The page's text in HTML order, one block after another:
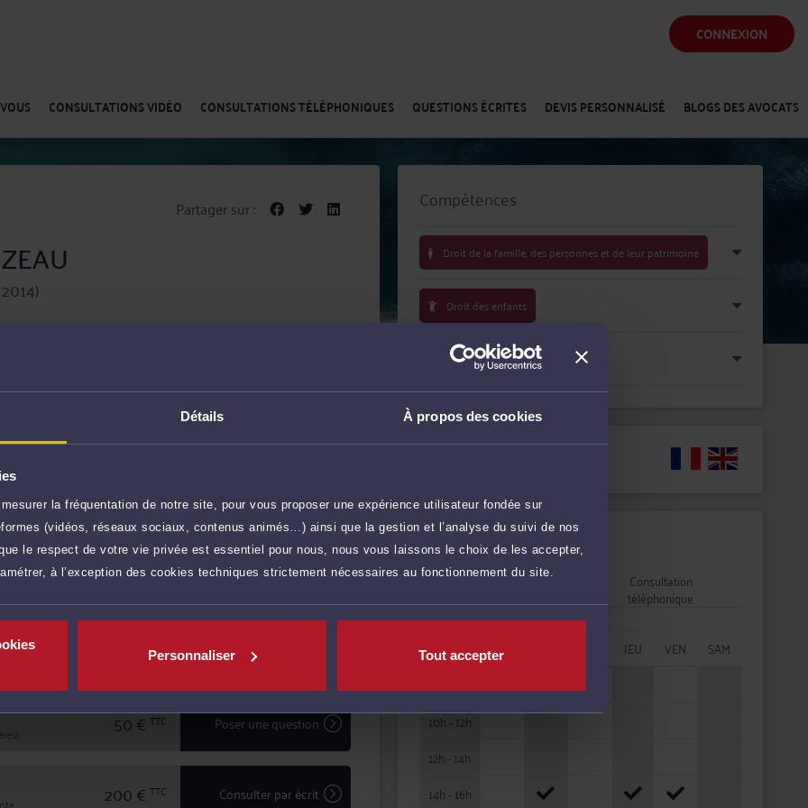
Détails À propos des cookies
la fréquentation de notre site, pour vous proposer une expérience utilisateur fondée sur
(vidéos, réseaux sociaux, contenus animés…) ainsi que la gestion et l’analyse du suivi de nos
le respect de votre vie privée est essentiel pour nous, nous vous laissons le choix de les accepter,
à l’exception des cookies techniques strictement nécessaires au fonctionnement du site.
Personnaliser Tout accepter
CONNEXION
CONSULTATIONS VIDÉO CONSULTATIONS TÉLÉPHONIQUES QUESTIONS ÉCRITES DEVIS PERSONNALISÉ BLOGS DES AVOCATS
Partager sur :
Droit des enfants, Droit pénal et Droit de la famille,
Me LOIZEAU vous conseille efficacement et
défendre vos intérêts.
avec ses clients pour mettre
défendre leurs intérêts avec ténacité et efficacité.
plus
65 € TTC Prendre RDV
40 €TTC Demander un rappel
50 €TTC Poser une question
200 € TTC Consulter par écrit
Compétences
Droit de la famille, des personnes et de leur patrimoine
Droit des enfants
Droit pénal
Disponibilités
Rendez-vous Consultation
téléphonique
HORAIRES LUN JEU VEN
SAM
08h - 10h
10h - 12h
12h - 14h
14h - 16h